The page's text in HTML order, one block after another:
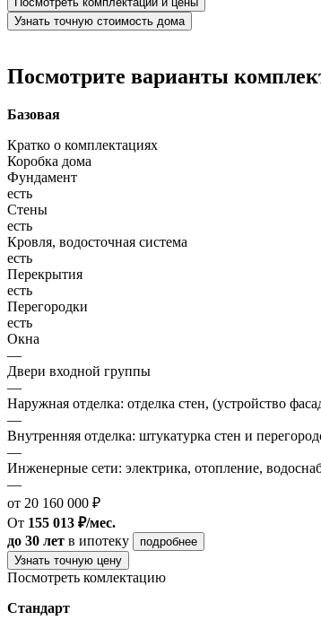
Узнать точную стоимость дома
Посмотрите варианты
Базовая
Кратко о комплектациях
Коробка дома
Фундамент
есть
Стены
есть
Кровля, водосточная система
есть
Перекрытия
есть
Перегородки
есть
Окна
—
Двери входной группы
—
Наружная отделка: отделка стен, (устройство
—
Внутренняя отделка: штукатурка стен и
—
Инженерные сети: электрика, отопление,
—
от 20 160 000 ₽
От 155 013 ₽/мес.
до 30 лет в ипотеку
подробнее
Узнать точную цену
Посмотреть комлектацию
Стандарт